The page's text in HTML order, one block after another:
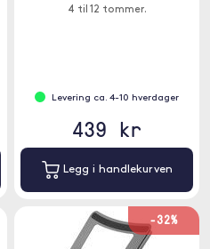
4 til 12 tommer.
Levering ca. 4-10 hverdager
439 kr
Legg i handlekurven
-32%